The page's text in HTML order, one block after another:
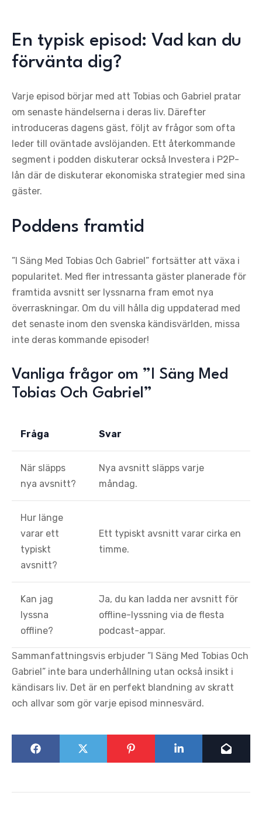
En typisk episod: Vad kan du
förvänta dig?
Varje episod börjar med att Tobias och Gabriel pratar
om senaste händelserna i deras liv. Därefter
introduceras dagens gäst, följt av frågor som ofta
leder till oväntade avslöjanden. Ett återkommande
segment i podden diskuterar också Investera i P2P-
lån där de diskuterar ekonomiska strategier med sina
gäster.
Poddens framtid
”I Säng Med Tobias Och Gabriel” fortsätter att växa i
popularitet. Med fler intressanta gäster planerade för
framtida avsnitt ser lyssnarna fram emot nya
överraskningar. Om du vill hålla dig uppdaterad med
det senaste inom den svenska kändisvärlden, missa
inte deras kommande episoder!
Vanliga frågor om ”I Säng Med
Tobias Och Gabriel”
Fråga Svar
När släpps
nya avsnitt?
Nya avsnitt släpps varje
måndag.
Hur länge
varar ett
typiskt
avsnitt?
Ett typiskt avsnitt varar cirka en
timme.
Kan jag
lyssna
offline?
Ja, du kan ladda ner avsnitt för
offline-lyssning via de flesta
podcast-appar.
Sammanfattningsvis erbjuder ”I Säng Med Tobias Och
Gabriel” inte bara underhållning utan också insikt i
kändisars liv. Det är en perfekt blandning av skratt
och allvar som gör varje episod minnesvärd.